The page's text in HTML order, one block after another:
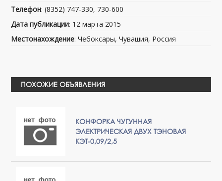
Телефон: (8352) 747-330, 730-600
Дата публикации: 12 марта 2015
Местонахождение: Чебоксары, Чувашия, Россия
ПОХОЖИЕ ОБЪЯВЛЕНИЯ
КОНФОРКА ЧУГУННАЯ
ЭЛЕКТРИЧЕСКАЯ ДВУХ ТЭНОВАЯ
КЭТ-0,09/2,5